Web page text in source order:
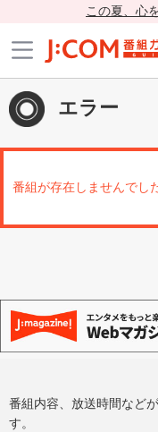
この夏、心
エラー
番組が存在しませんでし
番組内容、放送時間など
す。